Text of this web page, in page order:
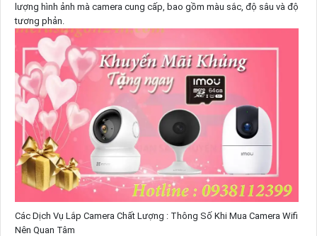
lượng hình ảnh mà camera cung cấp, bao gồm màu sắc, độ sâu và độ
tương phản.
Các Dịch Vụ Lắp Camera Chất Lượng : Thông Số Khi Mua Camera Wifi
Nên Quan Tâm